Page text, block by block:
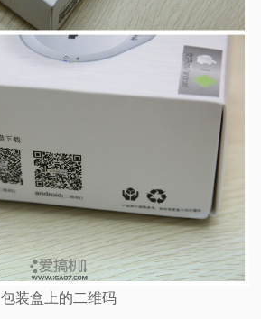
包装盒上的二维码